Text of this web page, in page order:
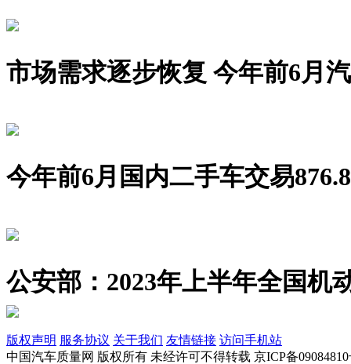
市场需求逐步恢复 今年前6月
今年前6月国内二手车交易
公安部：2023年上半年全国机
版权声明 服务协议 关于我们 友情链接 访问手机站
中国汽车质量网 版权所有 未经许可不得转载 京ICP备09084810